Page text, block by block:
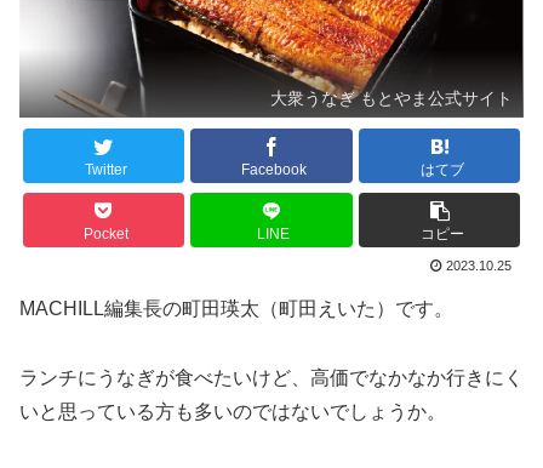
大衆うなぎ もとやま公式サイト
Twitter Facebook はてブ
Pocket LINE コピー
2023.10.25
MACHILL編集長の町田瑛太（町田えいた）です。
ランチにうなぎが食べたいけど、高価でなかなか行きにく
いと思っている方も多いのではないでしょうか。